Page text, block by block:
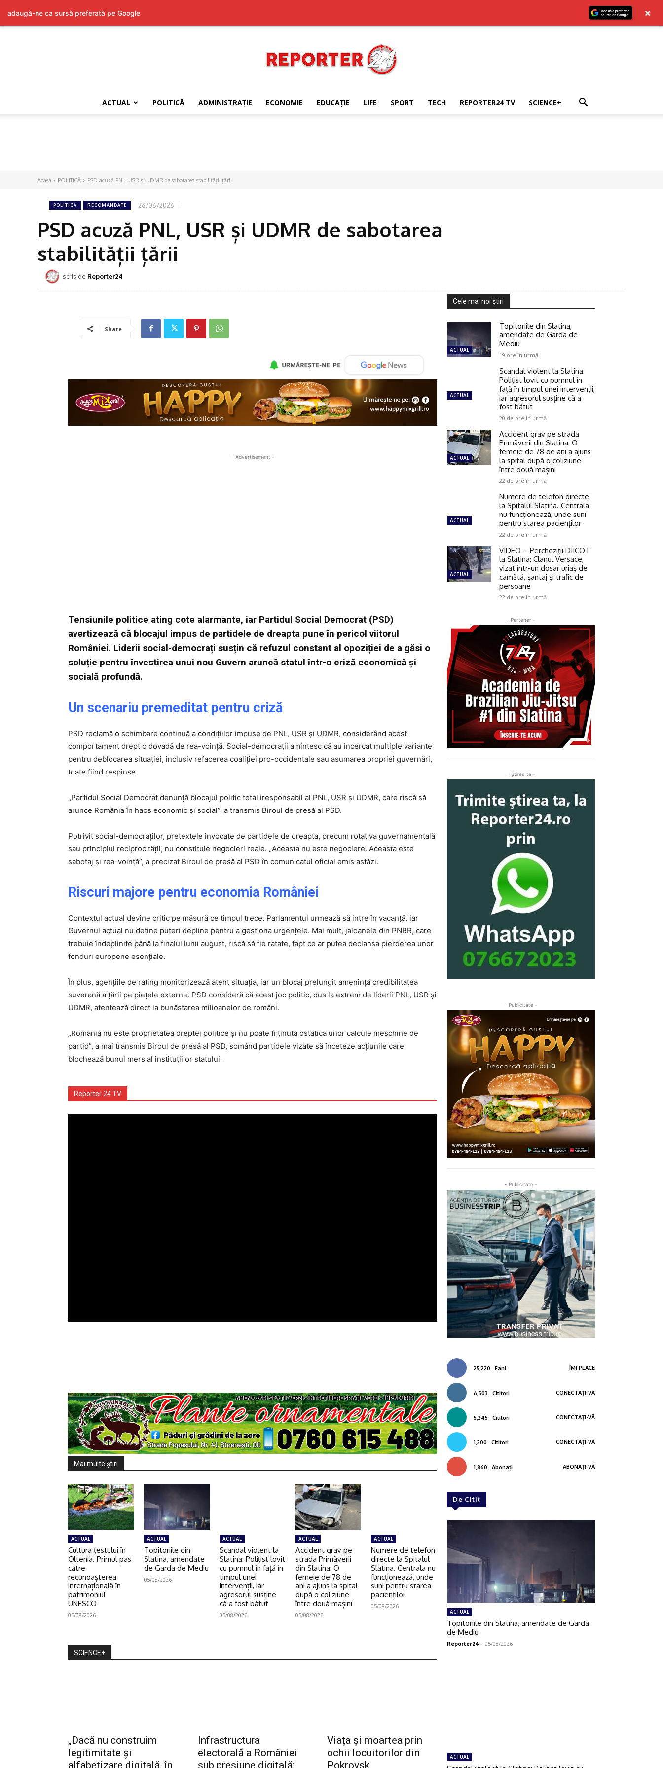
ACTUAL POLITICĂ ADMINISTRAŢIE ECONOMIE EDUCAŢIE LIFE SPORT TECH REPORTER24 TV SCIENCE+
Acasă POLITICĂ PSD acuză PNL, USR și UDMR de sabotarea stabilității țării
POLITICĂ RECOMANDATE 26/06/2026
PSD acuză PNL, USR și UDMR de sabotarea
stabilității țării
scris de Reporter24
Share
- Advertisement -
Tensiunile politice ating cote alarmante, iar Partidul Social Democrat (PSD)
avertizează că blocajul impus de partidele de dreapta pune în pericol viitorul
României. Liderii social-democrați susțin că refuzul constant al opoziției de a găsi o
soluție pentru învestirea unui nou Guvern aruncă statul într-o criză economică și
socială profundă.
Un scenariu premeditat pentru criză
PSD reclamă o schimbare continuă a condițiilor impuse de PNL, USR și UDMR, considerând acest
comportament drept o dovadă de rea-voință. Social-democrații amintesc că au încercat multiple variante
pentru deblocarea situației, inclusiv refacerea coaliției pro-occidentale sau asumarea propriei guvernări,
toate fiind respinse.
„Partidul Social Democrat denunță blocajul politic total iresponsabil al PNL, USR și UDMR, care riscă să
arunce România în haos economic și social”, a transmis Biroul de presă al PSD.
Potrivit social-democraților, pretextele invocate de partidele de dreapta, precum rotativa guvernamentală
sau principiul reciprocității, nu constituie negocieri reale. „Aceasta nu este negociere. Aceasta este
sabotaj și rea-voință”, a precizat Biroul de presă al PSD în comunicatul oficial emis astăzi.
Riscuri majore pentru economia României
Contextul actual devine critic pe măsură ce timpul trece. Parlamentul urmează să intre în vacanță, iar
Guvernul actual nu deține puteri depline pentru a gestiona urgențele. Mai mult, jaloanele din PNRR, care
trebuie îndeplinite până la finalul lunii august, riscă să fie ratate, fapt ce ar putea declanșa pierderea unor
fonduri europene esențiale.
În plus, agențiile de rating monitorizează atent situația, iar un blocaj prelungit amenință credibilitatea
suverană a țării pe piețele externe. PSD consideră că acest joc politic, dus la extrem de liderii PNL, USR și
UDMR, atentează direct la bunăstarea milioanelor de români.
„România nu este proprietatea dreptei politice și nu poate fi ținută ostatică unor calcule meschine de
partid”, a mai transmis Biroul de presă al PSD, somând partidele vizate să înceteze acțiunile care
blochează bunul mers al instituțiilor statului.
Reporter 24 TV
Mai multe ştiri
ACTUAL
Cultura țestului în
Oltenia. Primul pas
către
recunoașterea
internațională în
patrimoniul
UNESCO
05/08/2026
ACTUAL
Topitoriile din
Slatina, amendate
de Garda de Mediu
05/08/2026
ACTUAL
Scandal violent la
Slatina: Polițist lovit
cu pumnul în față în
timpul unei
intervenții, iar
agresorul susține
că a fost bătut
05/08/2026
ACTUAL
Accident grav pe
strada Primăverii
din Slatina: O
femeie de 78 de
ani a ajuns la spital
după o coliziune
între două mașini
05/08/2026
ACTUAL
Numere de telefon
directe la Spitalul
Slatina. Centrala nu
funcționează, unde
suni pentru starea
pacienților
05/08/2026
SCIENCE+
„Dacă nu construim
legitimitate și
alfabetizare digitală, în
Infrastructura
electorală a României
sub presiune digitală:
Viața și moartea prin
ochii locuitorilor din
Pokrovsk
Cele mai noi ştiri
ACTUAL
Topitoriile din Slatina,
amendate de Garda de
Mediu
19 ore în urmă
ACTUAL
Scandal violent la Slatina:
Polițist lovit cu pumnul în
față în timpul unei intervenții,
iar agresorul susține că a
fost bătut
20 de ore în urmă
ACTUAL
Accident grav pe strada
Primăverii din Slatina: O
femeie de 78 de ani a ajuns
la spital după o coliziune
între două mașini
22 de ore în urmă
ACTUAL
Numere de telefon directe
la Spitalul Slatina. Centrala
nu funcționează, unde suni
pentru starea pacienților
22 de ore în urmă
ACTUAL
VIDEO – Percheziții DIICOT
la Slatina: Clanul Versace,
vizat într-un dosar uriaș de
camătă, șantaj și trafic de
persoane
22 de ore în urmă
- Partener -
- Ştirea ta -
- Publicitate -
- Publicitate -
25,220 Fani ÎMI PLACE
6,503 Cititori CONECTAȚI-VĂ
5,245 Cititori CONECTAȚI-VĂ
1,200 Cititori CONECTAȚI-VĂ
1,860 Abonați ABONAȚI-VĂ
De Citit
ACTUAL
Topitoriile din Slatina, amendate de Garda
de Mediu
Reporter24 - 05/08/2026
ACTUAL
adaugă-ne ca sursă preferată pe Google ×